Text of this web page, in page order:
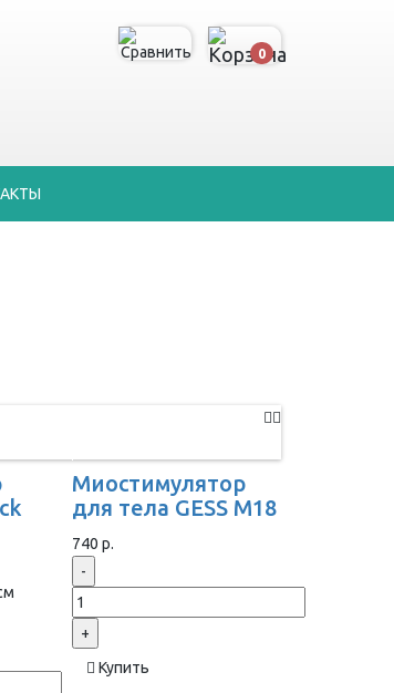
0
Миостимулятор
для тела GESS M18
740 р.
-
+
Купить